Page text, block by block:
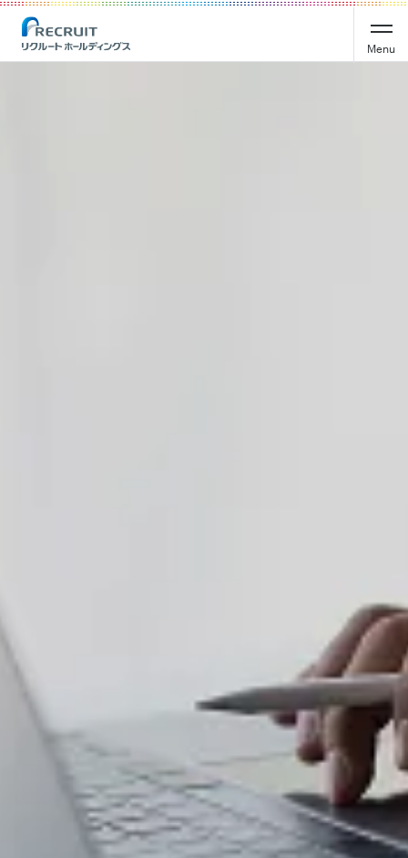
Recruit Holdings
Menu